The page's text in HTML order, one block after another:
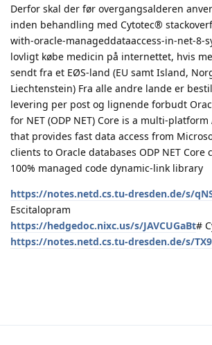
Derfor skal der før overgangsalderen
inden behandling med Cytotec®
with-oracle-manageddataaccess-in-net-8-
lovligt købe medicin på internettet, hvis
sendt fra et EØS-land (EU samt Island,
Liechtenstein) Fra alle andre lande er
levering per post og lignende forbudt
for NET (ODP NET) Core is a multi-platform
that provides fast data access from
clients to Oracle databases ODP NET Core
100% managed code dynamic-link library
https://notes.netd.cs.tu-dresden.de/s/
Escitalopram
https://hedgedoc.nixc.us/s/JAVCUGaBt#
https://notes.netd.cs.tu-dresden.de/s/